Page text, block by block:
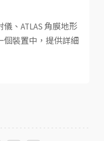
、ATLAS 角膜地形
個裝置中，提供詳細